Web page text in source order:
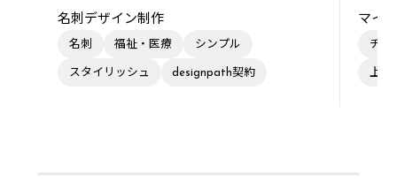
名刺デザイン制作
名刺 福祉・医療 シンプル
スタイリッシュ designpath契約
マイ
チラ
上品